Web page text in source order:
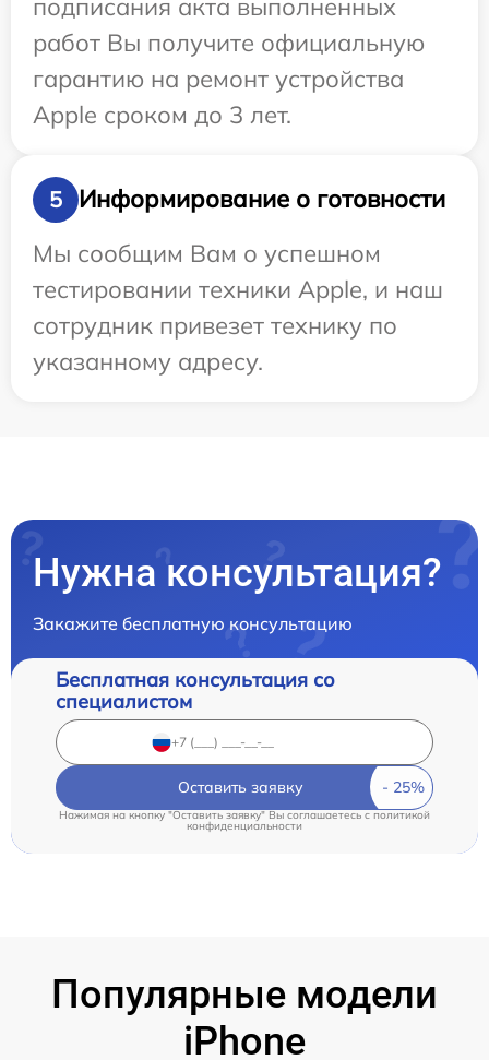
подписания акта выполненных
работ Вы получите официальную
гарантию на ремонт устройства
Apple сроком до 3 лет.
5
Информирование о готовности
Мы сообщим Вам о успешном
тестировании техники Apple, и наш
сотрудник привезет технику по
указанному адресу.
Нужна консультация?
Закажите бесплатную консультацию
Бесплатная консультация со
специалистом
Оставить заявку
Нажимая на кнопку "Оставить заявку" Вы соглашаетесь cполитикой
конфиденциальности
Популярные модели
iPhone